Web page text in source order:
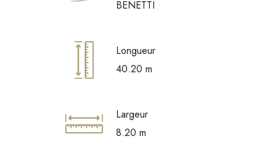
BENETTI
Longueur
40.20 m
Largeur
8.20 m